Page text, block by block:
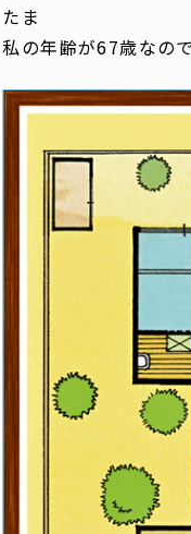
たま
私の年齢が67歳なの